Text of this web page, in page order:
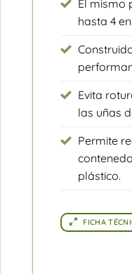
El mismo
hasta 4
Evita
las uñas
Permite
plástico.
FICHA